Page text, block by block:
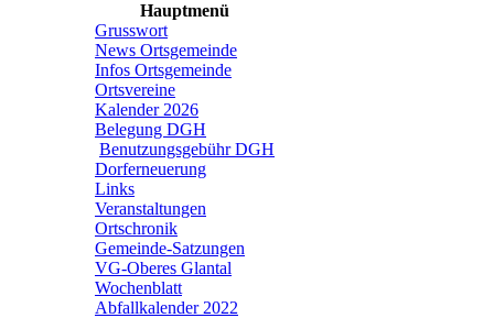
Hauptmenü
Grusswort
News Ortsgemeinde
Infos Ortsgemeinde
Ortsvereine
Kalender 2026
Belegung DGH
Benutzungsgebühr DGH
Dorferneuerung
Links
Veranstaltungen
Ortschronik
Gemeinde-Satzungen
VG-Oberes Glantal
Wochenblatt
Abfallkalender 2022